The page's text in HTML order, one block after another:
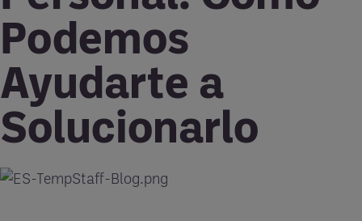
Podemos
Ayudarte a
Solucionarlo